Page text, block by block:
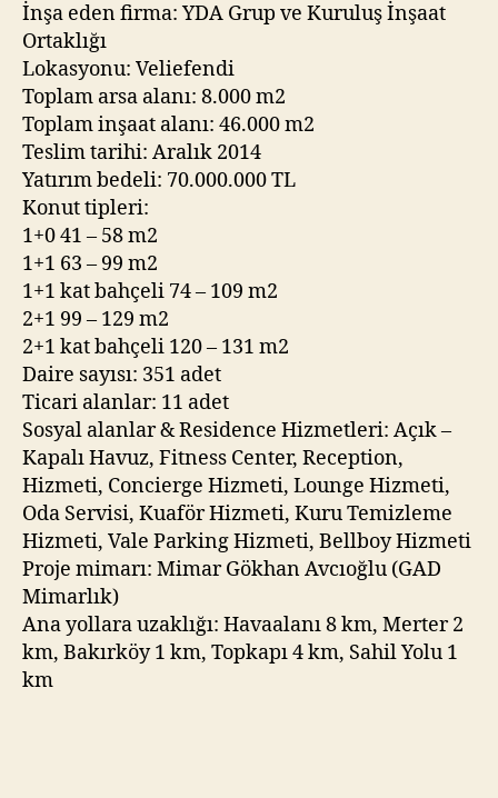
İnşa eden firma: YDA Grup ve Kuruluş İnşaat
Ortaklığı
Lokasyonu: Veliefendi
Toplam arsa alanı: 8.000 m2
Toplam inşaat alanı: 46.000 m2
Teslim tarihi: Aralık 2014
Yatırım bedeli: 70.000.000 TL
Konut tipleri:
1+0 41 – 58 m2
1+1 63 – 99 m2
1+1 kat bahçeli 74 – 109 m2
2+1 99 – 129 m2
2+1 kat bahçeli 120 – 131 m2
Daire sayısı: 351 adet
Ticari alanlar: 11 adet
Sosyal alanlar & Residence Hizmetleri: Açık –
Kapalı Havuz, Fitness Center, Reception,
Hizmeti, Concierge Hizmeti, Lounge Hizmeti,
Oda Servisi, Kuaför Hizmeti, Kuru Temizleme
Hizmeti, Vale Parking Hizmeti, Bellboy Hizmeti
Proje mimarı: Mimar Gökhan Avcıoğlu (GAD
Mimarlık)
Ana yollara uzaklığı: Havaalanı 8 km, Merter 2
km, Bakırköy 1 km, Topkapı 4 km, Sahil Yolu 1
km